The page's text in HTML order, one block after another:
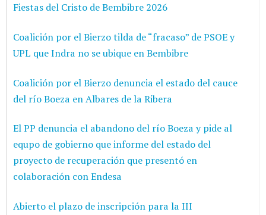
Fiestas del Cristo de Bembibre 2026
Coalición por el Bierzo tilda de “fracaso” de PSOE y
UPL que Indra no se ubique en Bembibre
Coalición por el Bierzo denuncia el estado del cauce
del río Boeza en Albares de la Ribera
El PP denuncia el abandono del río Boeza y pide al
equpo de gobierno que informe del estado del
proyecto de recuperación que presentó en
colaboración con Endesa
Abierto el plazo de inscripción para la III